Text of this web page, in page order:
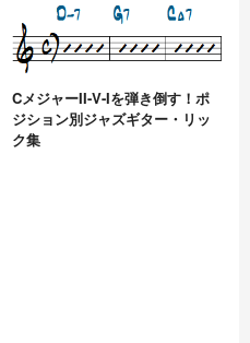
CメジャーII-V-Iを弾き倒す！ポ
ジション別ジャズギター・リッ
ク集